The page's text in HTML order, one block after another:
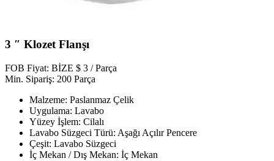
3 ″ Klozet Flanşı
FOB Fiyat: BİZE $ 3 / Parça
Min. Sipariş: 200 Parça
Malzeme: Paslanmaz Çelik
Uygulama: Lavabo
Yüzey İşlem: Cilalı
Lavabo Süzgeci Türü: Aşağı Açılır Pencere
Çeşit: Lavabo Süzgeci
İç Mekan / Dış Mekan: İç Mekan